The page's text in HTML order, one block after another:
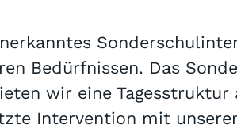
Bedürfnissen. Das
wir eine
Intervention mit